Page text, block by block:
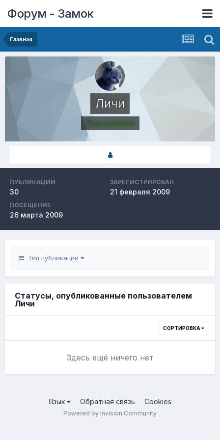
Форум - Замок
Главная
Личи
Пользователи
ПУБЛИКАЦИИ
30
ЗАРЕГИСТРИРОВАН
21 февраля 2009
ПОСЕЩЕНИЕ
26 марта 2009
Тип публикации
Статусы, опубликованные пользователем
Личи
СОРТИРОВКА
Здесь ещё ничего нет
Язык Обратная связь Cookies
Powered by Invision Community